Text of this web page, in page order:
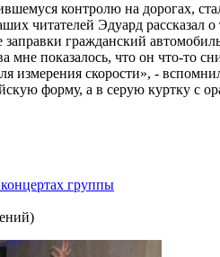
контролю на дорогах,
читателей Эдуард рассказал
гражданский
мне показалось, что он что-то
измерения скорости», -
форму, а в серую куртку с
группы
)